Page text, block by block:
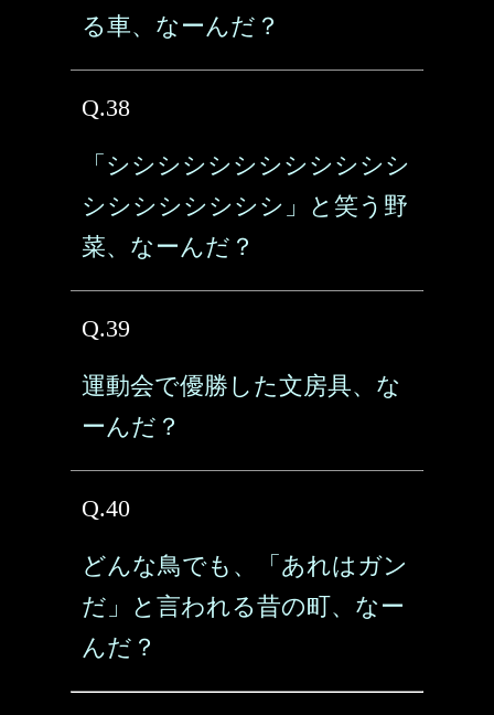
る車、なーんだ？
Q.38
「シシシシシシシシシシシシ
シシシシシシシシ」と笑う野
菜、なーんだ？
Q.39
運動会で優勝した文房具、な
ーんだ？
Q.40
どんな鳥でも、「あれはガン
だ」と言われる昔の町、なー
んだ？